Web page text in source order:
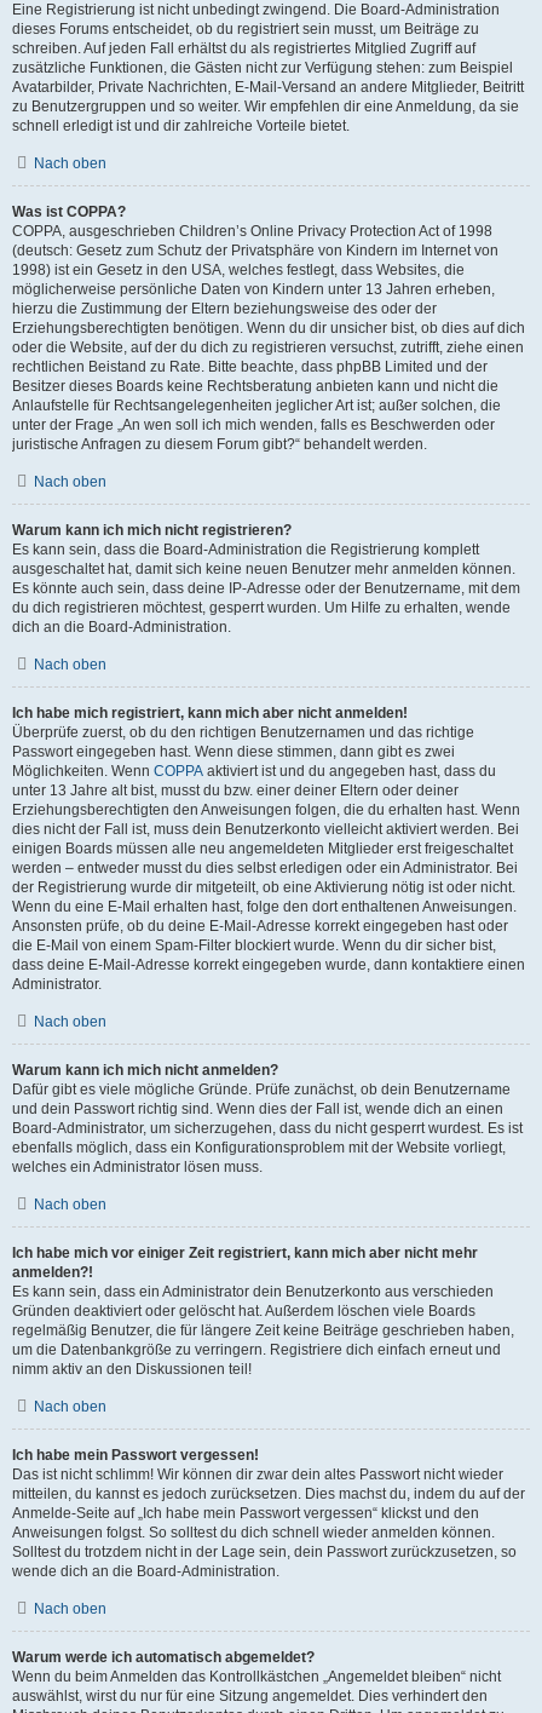
Eine Registrierung ist nicht unbedingt zwingend. Die Board-Administration
dieses Forums entscheidet, ob du registriert sein musst, um Beiträge zu
schreiben. Auf jeden Fall erhältst du als registriertes Mitglied Zugriff auf
zusätzliche Funktionen, die Gästen nicht zur Verfügung stehen: zum Beispiel
Avatarbilder, Private Nachrichten, E-Mail-Versand an andere Mitglieder, Beitritt
zu Benutzergruppen und so weiter. Wir empfehlen dir eine Anmeldung, da sie
schnell erledigt ist und dir zahlreiche Vorteile bietet.
Nach oben
Was ist COPPA?
COPPA, ausgeschrieben Children’s Online Privacy Protection Act of 1998
(deutsch: Gesetz zum Schutz der Privatsphäre von Kindern im Internet von
1998) ist ein Gesetz in den USA, welches festlegt, dass Websites, die
möglicherweise persönliche Daten von Kindern unter 13 Jahren erheben,
hierzu die Zustimmung der Eltern beziehungsweise des oder der
Erziehungsberechtigten benötigen. Wenn du dir unsicher bist, ob dies auf dich
oder die Website, auf der du dich zu registrieren versuchst, zutrifft, ziehe einen
rechtlichen Beistand zu Rate. Bitte beachte, dass phpBB Limited und der
Besitzer dieses Boards keine Rechtsberatung anbieten kann und nicht die
Anlaufstelle für Rechtsangelegenheiten jeglicher Art ist; außer solchen, die
unter der Frage „An wen soll ich mich wenden, falls es Beschwerden oder
juristische Anfragen zu diesem Forum gibt?“ behandelt werden.
Nach oben
Warum kann ich mich nicht registrieren?
Es kann sein, dass die Board-Administration die Registrierung komplett
ausgeschaltet hat, damit sich keine neuen Benutzer mehr anmelden können.
Es könnte auch sein, dass deine IP-Adresse oder der Benutzername, mit dem
du dich registrieren möchtest, gesperrt wurden. Um Hilfe zu erhalten, wende
dich an die Board-Administration.
Nach oben
Ich habe mich registriert, kann mich aber nicht anmelden!
Überprüfe zuerst, ob du den richtigen Benutzernamen und das richtige
Passwort eingegeben hast. Wenn diese stimmen, dann gibt es zwei
Möglichkeiten. Wenn COPPA aktiviert ist und du angegeben hast, dass du
unter 13 Jahre alt bist, musst du bzw. einer deiner Eltern oder deiner
Erziehungsberechtigten den Anweisungen folgen, die du erhalten hast. Wenn
dies nicht der Fall ist, muss dein Benutzerkonto vielleicht aktiviert werden. Bei
einigen Boards müssen alle neu angemeldeten Mitglieder erst freigeschaltet
werden – entweder musst du dies selbst erledigen oder ein Administrator. Bei
der Registrierung wurde dir mitgeteilt, ob eine Aktivierung nötig ist oder nicht.
Wenn du eine E-Mail erhalten hast, folge den dort enthaltenen Anweisungen.
Ansonsten prüfe, ob du deine E-Mail-Adresse korrekt eingegeben hast oder
die E-Mail von einem Spam-Filter blockiert wurde. Wenn du dir sicher bist,
dass deine E-Mail-Adresse korrekt eingegeben wurde, dann kontaktiere einen
Administrator.
Nach oben
Warum kann ich mich nicht anmelden?
Dafür gibt es viele mögliche Gründe. Prüfe zunächst, ob dein Benutzername
und dein Passwort richtig sind. Wenn dies der Fall ist, wende dich an einen
Board-Administrator, um sicherzugehen, dass du nicht gesperrt wurdest. Es ist
ebenfalls möglich, dass ein Konfigurationsproblem mit der Website vorliegt,
welches ein Administrator lösen muss.
Nach oben
Ich habe mich vor einiger Zeit registriert, kann mich aber nicht mehr
anmelden?!
Es kann sein, dass ein Administrator dein Benutzerkonto aus verschieden
Gründen deaktiviert oder gelöscht hat. Außerdem löschen viele Boards
regelmäßig Benutzer, die für längere Zeit keine Beiträge geschrieben haben,
um die Datenbankgröße zu verringern. Registriere dich einfach erneut und
nimm aktiv an den Diskussionen teil!
Nach oben
Ich habe mein Passwort vergessen!
Das ist nicht schlimm! Wir können dir zwar dein altes Passwort nicht wieder
mitteilen, du kannst es jedoch zurücksetzen. Dies machst du, indem du auf der
Anmelde-Seite auf „Ich habe mein Passwort vergessen“ klickst und den
Anweisungen folgst. So solltest du dich schnell wieder anmelden können.
Solltest du trotzdem nicht in der Lage sein, dein Passwort zurückzusetzen, so
wende dich an die Board-Administration.
Nach oben
Warum werde ich automatisch abgemeldet?
Wenn du beim Anmelden das Kontrollkästchen „Angemeldet bleiben“ nicht
auswählst, wirst du nur für eine Sitzung angemeldet. Dies verhindert den